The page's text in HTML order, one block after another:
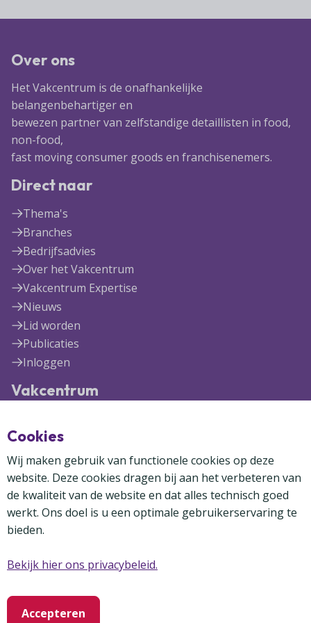
Over ons
Het Vakcentrum is de onafhankelijke
belangenbehartiger en
bewezen partner van zelfstandige detaillisten in food,
non-food,
fast moving consumer goods en franchisenemers.
Direct naar
Thema's
Branches
Bedrijfsadvies
Over het Vakcentrum
Vakcentrum Expertise
Nieuws
Lid worden
Publicaties
Inloggen
Vakcentrum
3447 GR Woerden
(0348) 41 97 71
info@vakcentrum.nl
Copyright Vakcentrum 2024-2026
PrivacybeleidDisclaimer
Cookies
Wij maken gebruik van functionele cookies op deze
website. Deze cookies dragen bij aan het verbeteren van
de kwaliteit van de website en dat alles technisch goed
werkt. Ons doel is u een optimale gebruikerservaring te
bieden.
Bekijk hier ons privacybeleid.
Accepteren